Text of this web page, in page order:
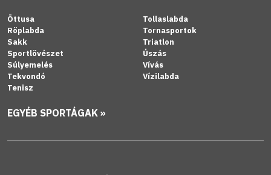
Öttusa
Röplabda
Sakk
Sportlövészet
Súlyemelés
Tekvondó
Tenisz
Tollaslabda
Tornasportok
Triatlon
Úszás
Vívás
Vízilabda
EGYÉB SPORTÁGAK »